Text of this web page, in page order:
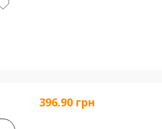
396.90 грн